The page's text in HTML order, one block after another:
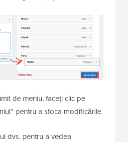
de meniu, faceți clic pe
pentru a stoca modificările.
dvs. pentru a vedea